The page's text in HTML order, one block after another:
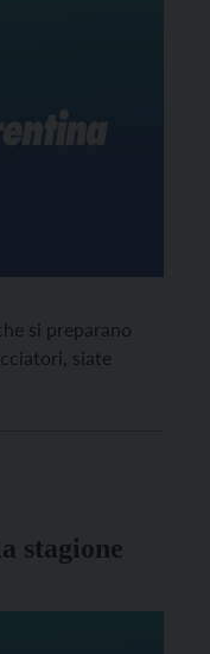
si preparano
siate
stagione